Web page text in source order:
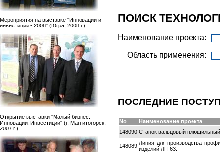
ПОИСК
Наименование проекта:
Область применения:
ПОСЛЕДНИЕ
No
Наименование проекта
148090 Станок вальцовый
148089 Линия для производства
изделий ЛП-63.
Мероприятия на выставке "Инновации и
инвестиции - 2008" (Югра, 2008 г.)
Открытие выставки "Малый бизнес.
Инновации. Инвестиции" (г. Магнитогорск,
2007 г.)